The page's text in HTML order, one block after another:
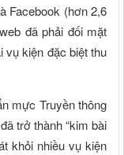
Facebook (hơn 2,6
đã phải đối mặt
vụ kiện đặc biệt thu
mực Truyền thông
trở thành “kim bài
khỏi nhiều vụ kiện